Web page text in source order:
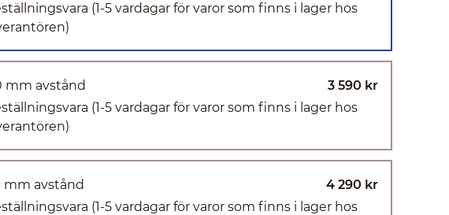
(1-5 vardagar för varor som finns i lager hos
mm avstånd
3 590 kr
(1-5 vardagar för varor som finns i lager hos
mm avstånd
4 290 kr
(1-5 vardagar för varor som finns i lager hos